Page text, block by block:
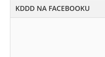
KDDD NA FACEBOOKU